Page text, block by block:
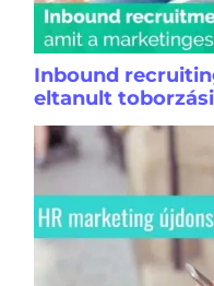
Inbound
eltanult